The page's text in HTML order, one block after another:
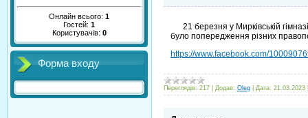
Онлайн всього: 1
Гостей: 1
Користувачів: 0
Форма входу
21 березня у Мирківській
було попередження різних
https://www.facebook.com/
Переглядів: 217 Додав: Oleg Дата: 21.03.2023